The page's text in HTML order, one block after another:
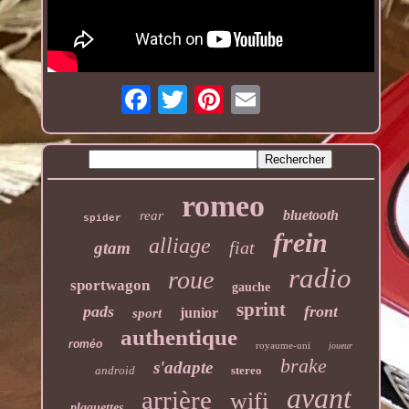
spider rear romeo bluetooth
gtam alliage fiat frein
sportwagon roue gauche radio
pads sport junior sprint front
roméo authentique royaume-uni joueur
android s'adapte stereo brake
arrière wifi avant